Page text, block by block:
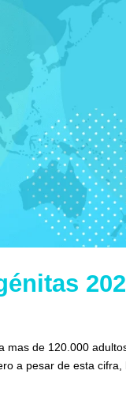
mas de 120.000
a pesar de esta cifra,